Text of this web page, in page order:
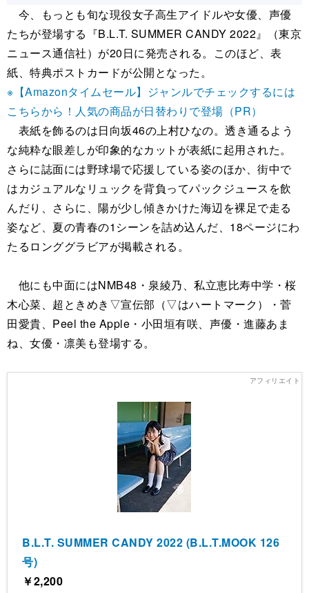
今、もっとも旬な現役女子高生アイドルや女優、声優
たちが登場する『B.L.T. SUMMER CANDY 2022』（東京
ニュース通信社）が20日に発売される。このほど、表
紙、特典ポストカードが公開となった。
※【Amazonタイムセール】ジャンルでチェックするには
こちらから！人気の商品が日替わりで登場（PR）
表紙を飾るのは日向坂46の上村ひなの。透き通るよう
な純粋な眼差しが印象的なカットが表紙に起用された。
さらに誌面には野球場で応援している姿のほか、街中で
はカジュアルなリュックを背負ってパックジュースを飲
んだり、さらに、陽が少し傾きかけた海辺を裸足で走る
姿など、夏の青春の1シーンを詰め込んだ、18ページにわ
たるロンググラビアが掲載される。
他にも中面にはNMB48・泉綾乃、私立恵比寿中学・桜
木心菜、超ときめき▽宣伝部（▽はハートマーク）・菅
田愛貴、Peel the Apple・小田垣有咲、声優・進藤あま
ね、女優・凛美も登場する。
B.L.T. SUMMER CANDY 2022 (B.L.T.MOOK 126
号)
￥2,200